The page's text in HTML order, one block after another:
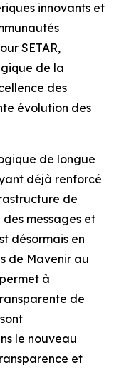
innovants et
SETAR,
de la
des
évolution des
de longue
déjà renforcé
de
messages et
désormais en
de Mavenir au
à
de
le nouveau
et